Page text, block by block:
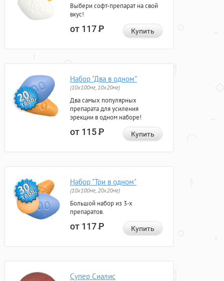
Выбери софт-препарат на свой
вкус!
от 117Р Купить
Набор "Два в одном"
(10x100мг, 10x20мг)
Два самых популярных
препарата для усиления
эрекции в одном наборе!
от 115Р Купить
Набор "Три в одном"
(10x100мг, 20x20мг)
Большой набор из 3-х
препаратов.
от 117Р Купить
Супер Сиалис